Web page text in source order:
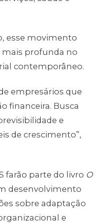
esse movimento
profunda no
contemporâneo.
empresários que
financeira. Busca
e
de crescimento”,
farão parte do livro O
desenvolvimento
sobre adaptação
e